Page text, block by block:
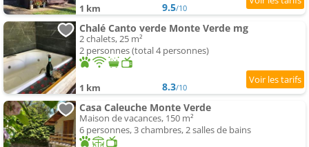
1 km 9.5/10
Chalé Canto verde Monte Verde mg
2 chalets, 25 m²
2 personnes (total 4 personnes)
1 km 8.3/10
Casa Caleuche Monte Verde
Maison de vacances, 150 m²
6 personnes, 3 chambres, 2 salles de bains